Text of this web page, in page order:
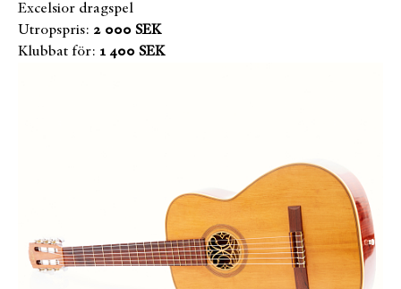
Excelsior dragspel
Utropspris: 2 000 SEK
Klubbat för: 1 400 SEK